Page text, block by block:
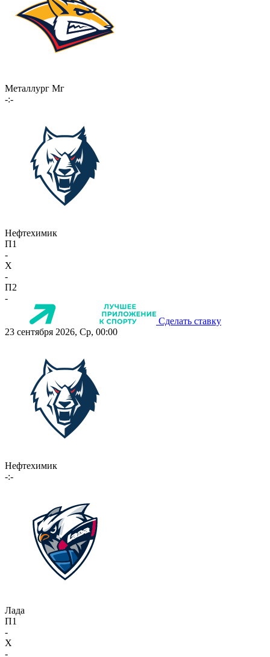
Металлург Мг
-:-
Нефтехимик
П1
-
X
-
П2
-
Сделать ставку
23 сентября 2026, Ср, 00:00
Нефтехимик
-:-
Лада
П1
-
X
-